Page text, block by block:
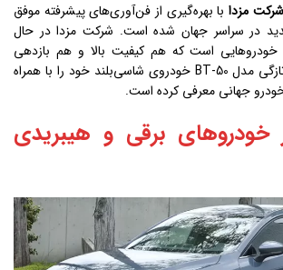
شرکت مزدا با بهره‌گیری از فن‌آوری‌های پیشرفته موفق
در سراسر جهان شده است. شرکت مزدا در حال
خودروهایی است که هم کیفیت بالا و هم بازدهی
برتری دارند. مزدا به تازگی مدل BT-50 خودروی شاسی‌بلند خود را با همراه
خودرو جهانی معرفی کرده است.
خودروهای برقی و هیبریدی